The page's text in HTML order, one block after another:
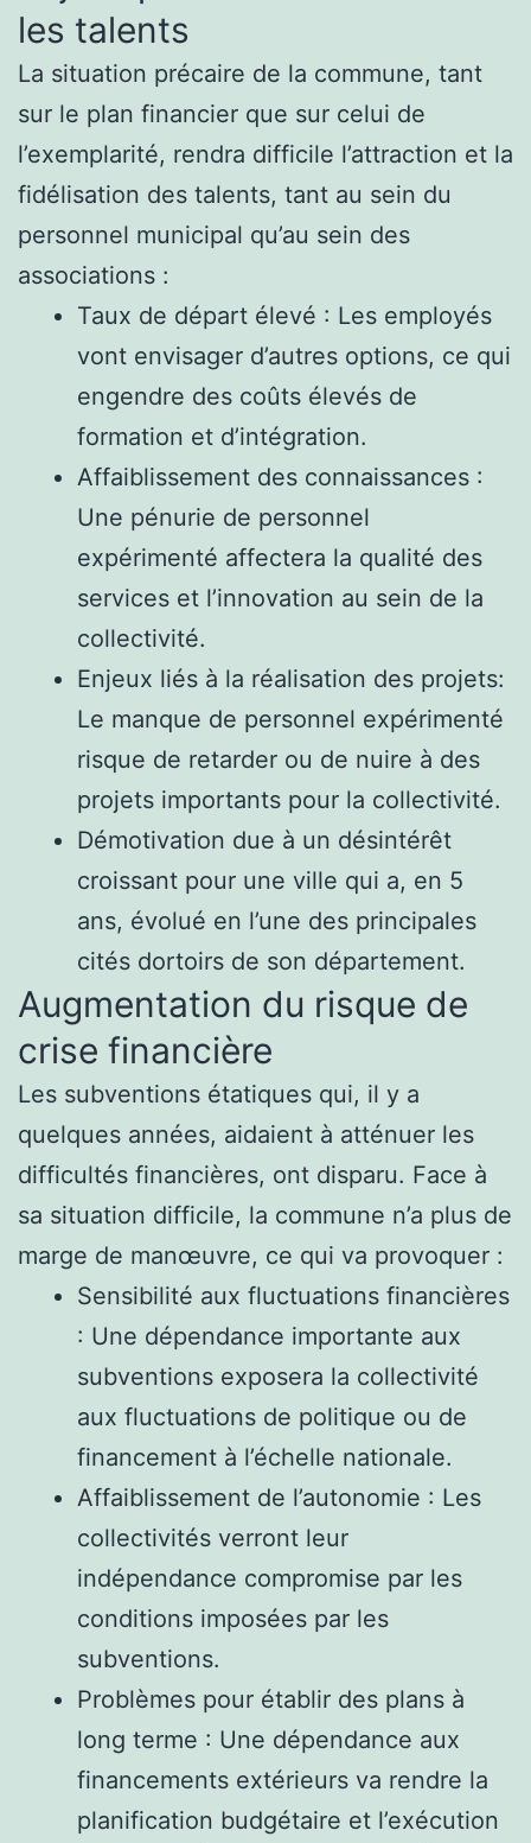
les talents
La situation précaire de la commune, tant
sur le plan financier que sur celui de
l’exemplarité, rendra difficile l’attraction et la
fidélisation des talents, tant au sein du
personnel municipal qu’au sein des
associations :
Taux de départ élevé : Les employés
vont envisager d’autres options, ce qui
engendre des coûts élevés de
formation et d’intégration.
Affaiblissement des connaissances :
Une pénurie de personnel
expérimenté affectera la qualité des
services et l’innovation au sein de la
collectivité.
Enjeux liés à la réalisation des projets:
Le manque de personnel expérimenté
risque de retarder ou de nuire à des
projets importants pour la collectivité.
Démotivation due à un désintérêt
croissant pour une ville qui a, en 5
ans, évolué en l’une des principales
cités dortoirs de son département.
Augmentation du risque de
crise financière
Les subventions étatiques qui, il y a
quelques années, aidaient à atténuer les
difficultés financières, ont disparu. Face à
sa situation difficile, la commune n’a plus de
marge de manœuvre, ce qui va provoquer :
Sensibilité aux fluctuations financières
: Une dépendance importante aux
subventions exposera la collectivité
aux fluctuations de politique ou de
financement à l’échelle nationale.
Affaiblissement de l’autonomie : Les
collectivités verront leur
indépendance compromise par les
conditions imposées par les
subventions.
Problèmes pour établir des plans à
long terme : Une dépendance aux
financements extérieurs va rendre la
planification budgétaire et l’exécution